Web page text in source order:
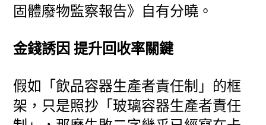
固體廢物監察報告》自有分曉。
金錢誘因 提升回收率關鍵
假如「飲品容器生產者責任制」的框
架，只是照抄「玻璃容器生產者責任